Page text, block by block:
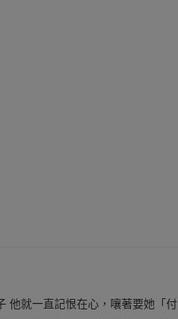
他就一直記恨在心，嚷著要她「付